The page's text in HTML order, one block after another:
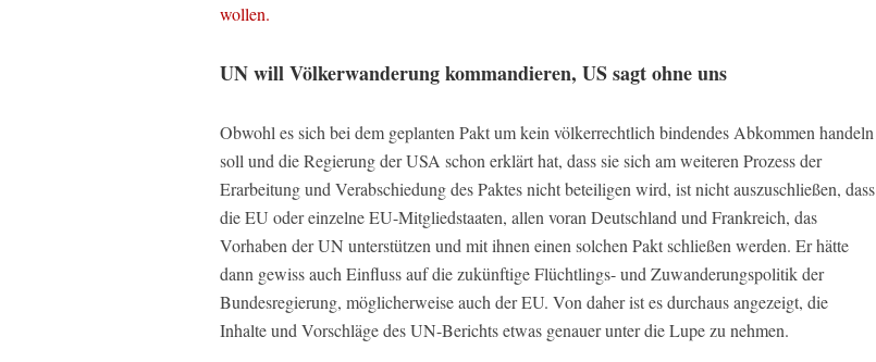
wollen.
UN will Völkerwanderung kommandieren, US sagt ohne uns
Obwohl es sich bei dem geplanten Pakt um kein völkerrechtlich bindendes Abkommen handeln
soll und die Regierung der USA schon erklärt hat, dass sie sich am weiteren Prozess der
Erarbeitung und Verabschiedung des Paktes nicht beteiligen wird, ist nicht auszuschließen, dass
die EU oder einzelne EU-Mitgliedstaaten, allen voran Deutschland und Frankreich, das
Vorhaben der UN unterstützen und mit ihnen einen solchen Pakt schließen werden. Er hätte
dann gewiss auch Einfluss auf die zukünftige Flüchtlings- und Zuwanderungspolitik der
Bundesregierung, möglicherweise auch der EU. Von daher ist es durchaus angezeigt, die
Inhalte und Vorschläge des UN-Berichts etwas genauer unter die Lupe zu nehmen.